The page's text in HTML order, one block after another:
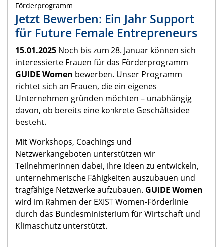
Förderprogramm
Jetzt Bewerben: Ein Jahr Support
für Future Female Entrepreneurs
15.01.2025 Noch bis zum 28. Januar können sich
interessierte Frauen für das Förderprogramm
GUIDE Women bewerben. Unser Programm
richtet sich an Frauen, die ein eigenes
Unternehmen gründen möchten – unabhängig
davon, ob bereits eine konkrete Geschäftsidee
besteht.
Mit Workshops, Coachings und
Netzwerkangeboten unterstützen wir
Teilnehmerinnen dabei, ihre Ideen zu entwickeln,
unternehmerische Fähigkeiten auszubauen und
tragfähige Netzwerke aufzubauen. GUIDE Women
wird im Rahmen der EXIST Women-Förderlinie
durch das Bundesministerium für Wirtschaft und
Klimaschutz unterstützt.